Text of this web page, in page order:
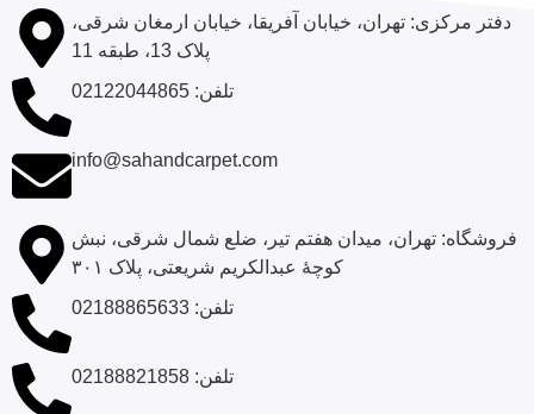
دفتر مرکزی: تهران، خیابان آفریقا، خیابان ارمغان شرقی،
پلاک 13، طبقه 11
تلفن: 02122044865
info@sahandcarpet.com
فروشگاه: تهران، میدان هفتم تیر، ضلع شمال شرقی، نبش
کوچۀ عبدالکریم شریعتی، پلاک ۳۰۱
تلفن‌: 02188865633
تلفن‌: 02188821858